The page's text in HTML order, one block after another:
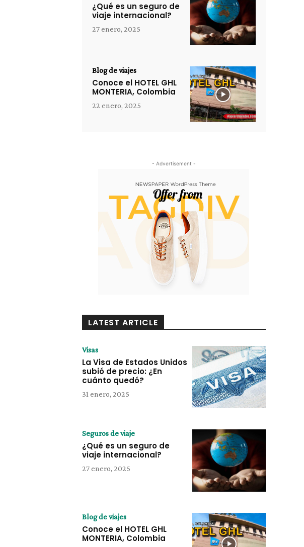
¿Qué es un seguro de
viaje internacional?
27 enero, 2025
Blog de viajes
Conoce el HOTEL GHL
MONTERIA, Colombia
22 enero, 2025
- Advertisement -
LATEST ARTICLE
Visas
La Visa de Estados Unidos
subió de precio: ¿En
cuánto quedó?
31 enero, 2025
Seguros de viaje
¿Qué es un seguro de
viaje internacional?
27 enero, 2025
Blog de viajes
Conoce el HOTEL GHL
MONTERIA, Colombia